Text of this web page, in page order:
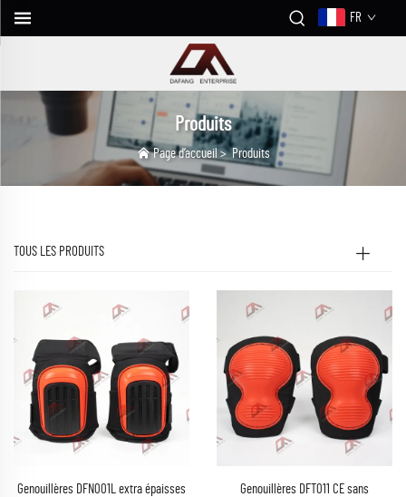
FR
Produits
Page d’accueil> Produits
TOUS LES PRODUITS
Genouillères DFN001L extra épaisses
Genouillères DFT011 CE sans